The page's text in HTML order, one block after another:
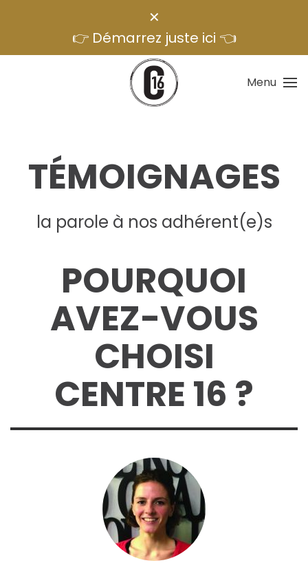
✕
👉 Démarrez juste ici 👈
Menu
TÉMOIGNAGES
la parole à nos adhérent(e)s
POURQUOI
AVEZ-VOUS
CHOISI
CENTRE 16 ?